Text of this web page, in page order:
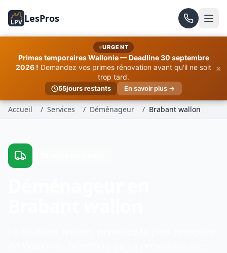
LPV LesPros
URGENT
Primes temporaires Wallonie — Deadline 30 septembre
2026 ! Demandez vos primes rénovation avant qu'il ne soit
trop tard.
55jours restants En savoir plus →
×
Accueil / Services / Déménageur / Brabant wallon